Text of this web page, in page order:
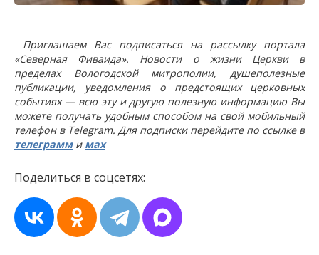
Приглашаем Вас подписаться на рассылку портала
«Северная Фиваида». Новости о жизни Церкви в
пределах Вологодской митрополии, душеполезные
публикации, уведомления о предстоящих церковных
событиях — всю эту и другую полезную информацию Вы
можете получать удобным способом на свой мобильный
телефон в Telegram. Для подписки перейдите по ссылке в
телеграмми мах
Поделиться в соцсетях: